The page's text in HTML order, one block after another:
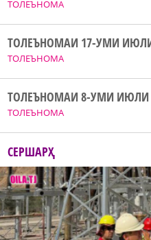
ТОЛЕЪНОМА
ТОЛЕЪНОМА
ТОЛЕЪНОМАИ 17-УМИ
ТОЛЕЪНОМА
ТОЛЕЪНОМАИ 8-УМИ ИЮЛИ
СЕРШАРҲ